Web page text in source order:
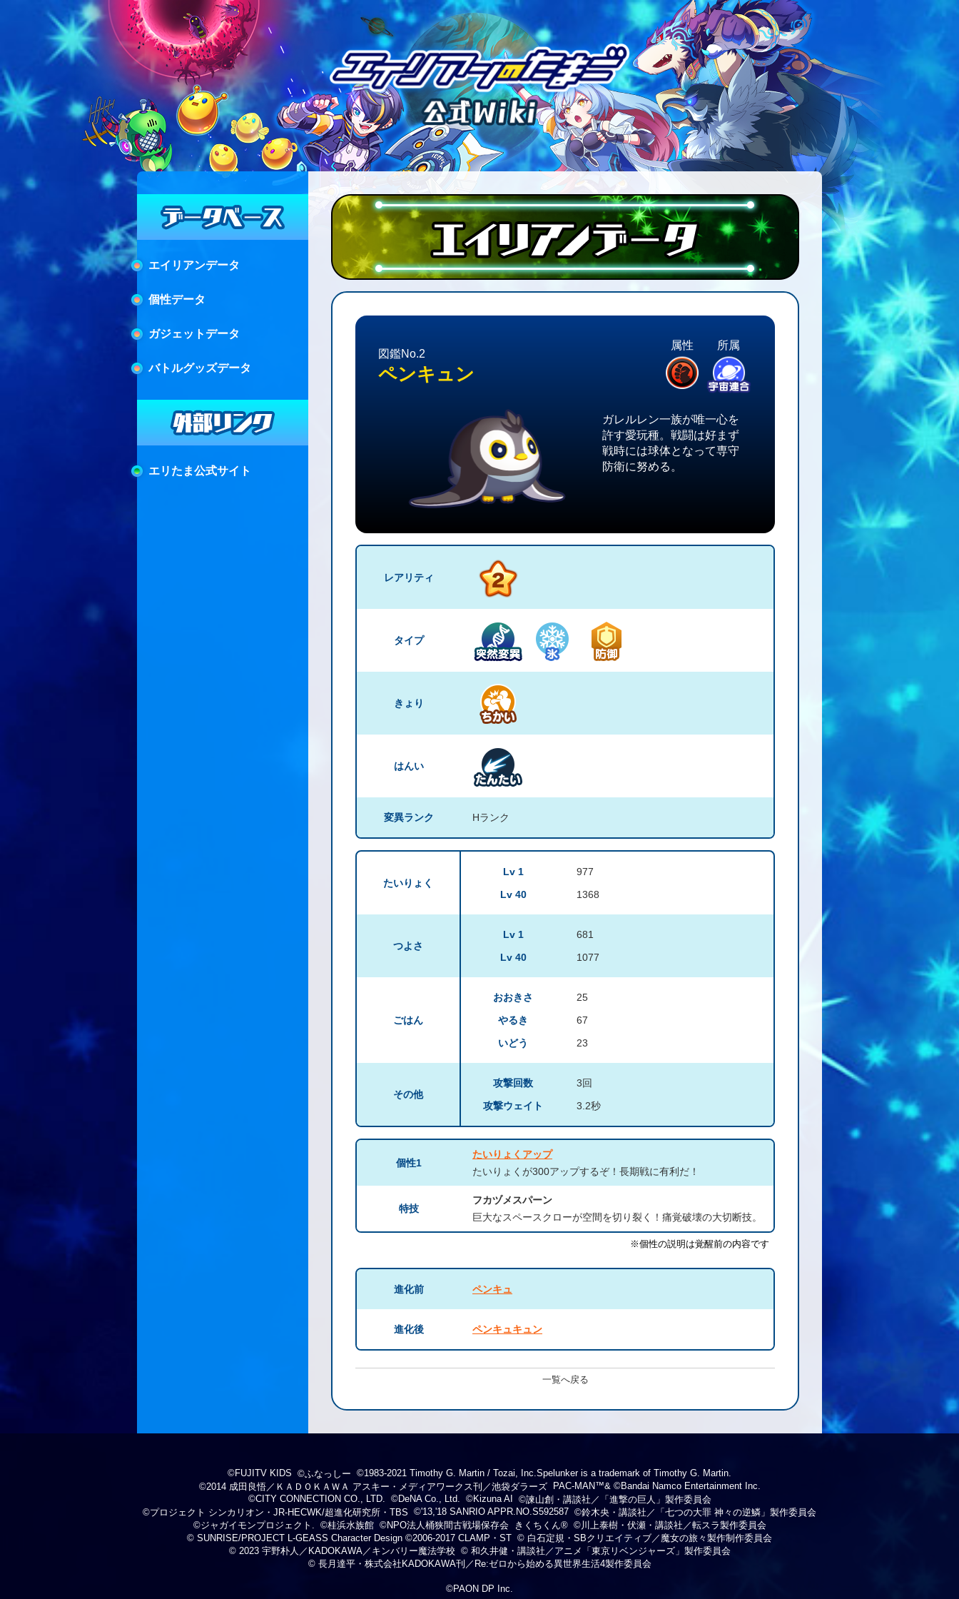
エイリアンデータ
個性データ
ガジェットデータ
バトルグッズデータ
エリたま公式サイト
図鑑No.2
ペンキュン
属性 所属
ガレルレン一族が唯一心を
許す愛玩種。戦闘は好まず
戦時には球体となって専守
防衛に努める。
レアリティ
タイプ
きょり
はんい
変異ランク Hランク
たいりょく
Lv 1
Lv 40
977
1368
つよさ
Lv 1
Lv 40
681
1077
ごはん
おおきさ
やるき
いどう
25
67
23
その他
攻撃回数
攻撃ウェイト
3回
3.2秒
個性1
たいりょくアップ
たいりょくが300アップするぞ！長期戦に有利だ！
特技
フカヅメスパーン
巨大なスペースクローが空間を切り裂く！痛覚破壊の大切断技。
※個性の説明は覚醒前の内容です
進化前 ペンキュ
進化後 ペンキュキュン
一覧へ戻る
©FUJITV KIDS ©ふなっしー ©1983-2021 Timothy G. Martin / Tozai, Inc.Spelunker is a trademark of Timothy G. Martin.
©2014 成田良悟／ＫＡＤＯＫＡＷＡ アスキー・メディアワークス刊／池袋ダラーズ
PAC-MAN™& ©Bandai Namco Entertainment Inc.
©CITY CONNECTION CO., LTD. ©DeNA Co., Ltd. ©Kizuna AI
©諫山創・講談社／「進撃の巨人」製作委員会
©プロジェクト シンカリオン・JR-HECWK/超進化研究所・TBS ©'13,'18 SANRIO APPR.NO.S592587 ©鈴木央・講談社／「七つの大罪 神々の逆鱗」製作委員会
©ジャガイモンプロジェクト. ©桂浜水族館 ©NPO法人桶狭間古戦場保存会 きくちくん® ©川上泰樹・伏瀬・講談社／転スラ製作委員会
© SUNRISE/PROJECT L-GEASS Character Design ©2006-2017 CLAMP・ST © 白石定規・SBクリエイティブ／魔女の旅々製作制作委員会
© 2023 宇野朴人／KADOKAWA／キンバリー魔法学校 © 和久井健・講談社／アニメ「東京リベンジャーズ」製作委員会
© 長月達平・株式会社KADOKAWA刊／Re:ゼロから始める異世界生活4製作委員会
©PAON DP Inc.